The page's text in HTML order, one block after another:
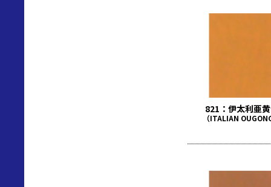
821：伊太利亜
（ITALIAN